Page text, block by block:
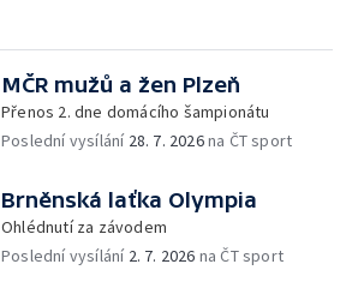
MČR mužů a žen Plzeň
Přenos 2. dne domácího šampionátu
Poslední vysílání 28. 7. 2026na ČT sport
Brněnská laťka Olympia
Ohlédnutí za závodem
Poslední vysílání 2. 7. 2026 na ČT sport